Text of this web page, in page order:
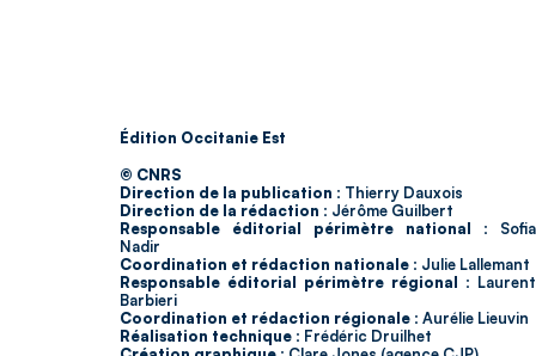
Édition Occitanie Est
© CNRS
Direction de la publication : Thierry Dauxois
Direction de la rédaction : Jérôme Guilbert
Responsable éditorial périmètre national : Sofia
Nadir
Coordination et rédaction nationale : Julie Lallemant
Responsable éditorial périmètre régional : Laurent
Barbieri
Coordination et rédaction régionale : Aurélie Lieuvin
Réalisation technique : Frédéric Druilhet